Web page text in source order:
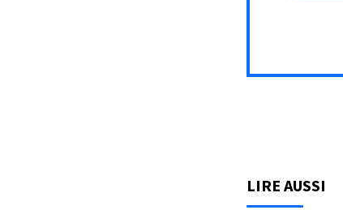
LIRE AUSSI